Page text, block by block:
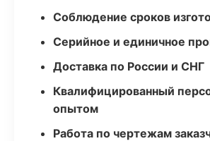
Соблюдение сроков
Серийное и единичное
Доставка по России и СНГ
Квалифицированный
опытом
Работа по чертежам